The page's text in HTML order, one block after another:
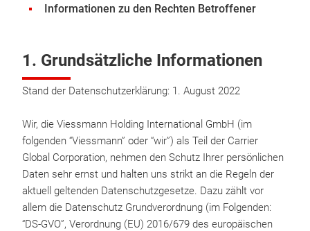
Informationen zu den Rechten Betroffener
1. Grundsätzliche Informationen
Stand der Datenschutzerklärung: 1. August 2022
Wir, die Viessmann Holding International GmbH (im
folgenden “Viessmann” oder “wir”) als Teil der Carrier
Global Corporation, nehmen den Schutz Ihrer persönlichen
Daten sehr ernst und halten uns strikt an die Regeln der
aktuell geltenden Datenschutzgesetze. Dazu zählt vor
allem die Datenschutz Grundverordnung (im Folgenden:
“DS-GVO”, Verordnung (EU) 2016/679 des europäischen